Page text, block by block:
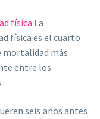
física La
física es el cuarto
mortalidad más
entre los
seis años antes